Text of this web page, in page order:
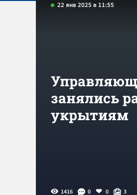
22 янв 2025 в 11:55
занялись
укрытиям
1416 0 0 3